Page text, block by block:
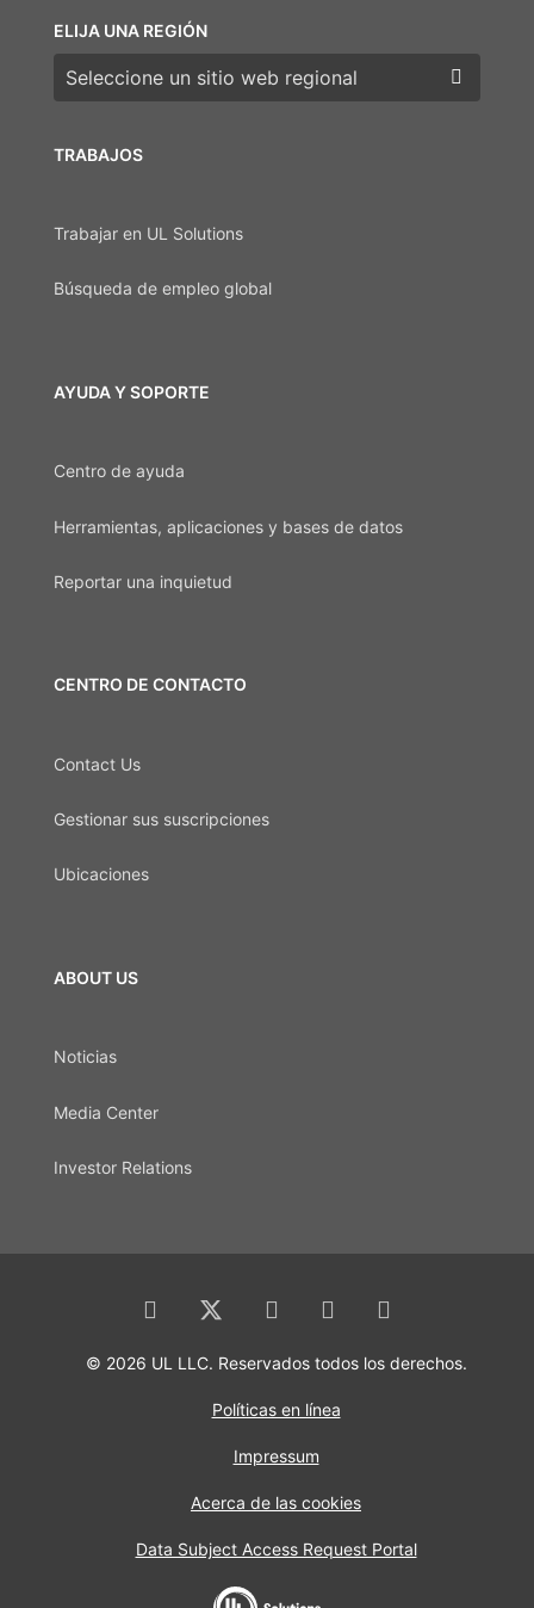
TRABAJOS
Trabajar en UL Solutions
Búsqueda de empleo global
AYUDA Y SOPORTE
Centro de ayuda
Herramientas, aplicaciones y bases de datos
Reportar una inquietud
CENTRO DE CONTACTO
Contact Us
Gestionar sus suscripciones
Ubicaciones
ABOUT US
Noticias
Media Center
Investor Relations
ELIJA UNA REGIÓN
Elija una región
© 2026 UL LLC. Reservados todos los derechos.
Políticas en línea
Impressum
Acerca de las cookies
Data Subject Access Request Portal